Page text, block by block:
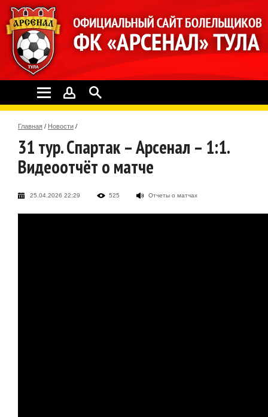
Главная / Новости /
31 тур. Спартак – Арсенал – 1:1.
Видеоотчёт о матче
25.04.2026 22:29 525 Отчеты о матчах